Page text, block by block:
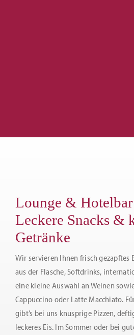
Lounge & Hotelbar
Leckere Snacks &
Getränke
Wir servieren Ihnen frisch gezapftes
aus der Flasche, Softdrinks,
eine kleine Auswahl an Weinen
Cappuccino oder Latte Macchiato.
gibt’s bei uns knusprige Pizzen,
leckeres Eis. Im Sommer oder bei